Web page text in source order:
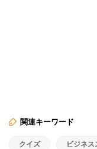
関連キーワード
クイズ ビジネス